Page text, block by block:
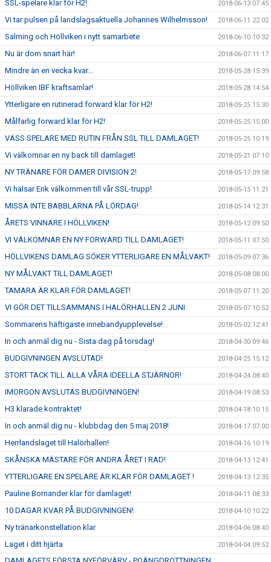
SSL-spelare klar för H2! 2018-06-13 07:45
Vi tar pulsen på landslagsaktuella Johannes Wilhelmsson! 2018-06-11 22:02
Salming och Höllviken i nytt samarbete 2018-06-10 10:32
Nu är dom snart här! 2018-06-07 11:17
Mindre än en vecka kvar… 2018-05-28 15:39
Höllviken IBF kraftsamlar! 2018-05-28 14:54
Ytterligare en rutinerad forward klar för H2! 2018-05-25 15:30
Målfarlig forward klar för H2! 2018-05-25 15:00
VASS SPELARE MED RUTIN FRÅN SSL TILL DAMLAGET! 2018-05-25 10:19
Vi välkomnar en ny back till damlaget! 2018-05-21 07:10
NY TRÄNARE FÖR DAMER DIVISION 2! 2018-05-17 09:58
Vi hälsar Erik välkommen till vår SSL-trupp! 2018-05-15 11:21
MISSA INTE BABBLARNA PÅ LÖRDAG! 2018-05-14 12:31
ÅRETS VINNARE I HÖLLVIKEN! 2018-05-12 09:50
VI VÄLKOMNAR EN NY FORWARD TILL DAMLAGET! 2018-05-11 07:50
HÖLLVIKENS DAMLAG SÖKER YTTERLIGARE EN MÅLVAKT! 2018-05-09 07:36
NY MÅLVAKT TILL DAMLAGET! 2018-05-08 08:00
TAMARA ÄR KLAR FÖR DAMLAGET! 2018-05-07 11:20
VI GÖR DET TILLSAMMANS I HALÖRHALLEN 2 JUNI 2018-05-07 10:52
Sommarens häftigaste innebandyupplevelse! 2018-05-02 12:41
In och anmäl dig nu - Sista dag på torsdag! 2018-04-30 09:46
BUDGIVNINGEN AVSLUTAD! 2018-04-25 15:12
STORT TACK TILL ALLA VÅRA IDEELLA STJÄRNOR! 2018-04-24 08:40
IMORGON AVSLUTAS BUDGIVNINGEN! 2018-04-19 08:53
H3 klarade kontraktet! 2018-04-18 10:15
In och anmäl dig nu - klubbdag den 5 maj 2018! 2018-04-17 07:00
Herrlandslaget till Halörhallen! 2018-04-16 10:19
SKÅNSKA MÄSTARE FÖR ANDRA ÅRET I RAD! 2018-04-13 12:41
YTTERLIGARE EN SPELARE ÄR KLAR FÖR DAMLAGET ! 2018-04-13 12:35
Pauline Bornander klar för damlaget! 2018-04-11 08:33
10 DAGAR KVAR PÅ BUDGIVNINGEN! 2018-04-10 10:22
Ny tränarkonstellation klar 2018-04-06 08:40
Laget i ditt hjärta 2018-04-04 09:52